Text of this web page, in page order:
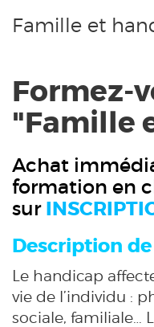
Famille et
Formez-
"Famille
Achat
formation en
sur
Description
Le handicap
vie de l’individu :
sociale, familiale…